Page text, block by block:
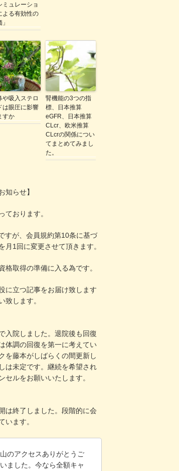
ミュレーショ
よる有効性の
や吸入ステロ
は眼圧に影響
すか
腎機能の3つの指
標、日本推算
eGFR、日本推算
CLcr、欧米推算
CLcrの関係につい
てまとめてみまし
た。
知らせ】
ております。
すが、会員規約第10条に基づ
月1回に変更させて頂きます。
格取得の準備に入る為です。
に立つ記事をお届け致します
致します。
入院しました。退院後も回復
体調の回復を第一に考えてい
を藤本がしばらくの間更新し
は未定です。継続を希望され
セルをお願いいたします。
は終了しました。段階的に会
います。
のアクセスありがとうご
ました。今なら全額キャ